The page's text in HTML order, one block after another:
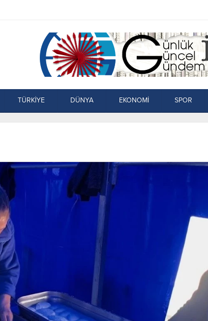
TÜRKİYE DÜNYA EKONOMİ SPOR